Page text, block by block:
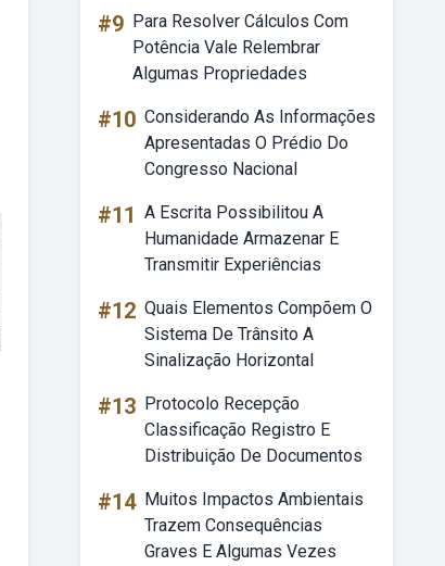
#9 Para Resolver Cálculos Com
Potência Vale Relembrar
Algumas Propriedades
#10 Considerando As Informações
Apresentadas O Prédio Do
Congresso Nacional
#11 A Escrita Possibilitou A
Humanidade Armazenar E
Transmitir Experiências
#12 Quais Elementos Compõem O
Sistema De Trânsito A
Sinalização Horizontal
#13 Protocolo Recepção
Classificação Registro E
Distribuição De Documentos
#14 Muitos Impactos Ambientais
Trazem Consequências
Graves E Algumas Vezes